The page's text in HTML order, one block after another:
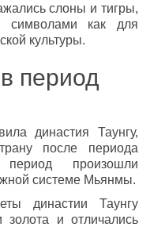
слоны и тигры,
символами как для
культуры.
период
династия Таунгу,
после периода
произошли
системе Мьянмы.
династии Таунгу
золота и отличались